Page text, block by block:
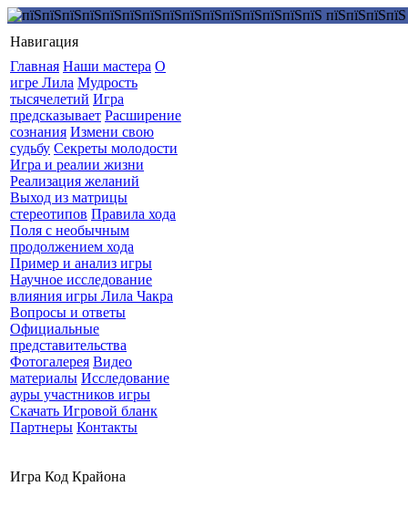
Навигация
Главная Наши мастера О
игре Лила Мудрость
тысячелетий Игра
предсказывает Расширение
сознания Измени свою
судьбу Секреты молодости
Игра и реалии жизни
Реализация желаний
Выход из матрицы
стереотипов Правила хода
Поля с необычным
продолжением хода
Пример и анализ игры
Научное исследование
влияния игры Лила Чакра
Вопросы и ответы
Официальные
представительства
Фотогалерея Видео
материалы Исследование
ауры участников игры
Скачать Игровой бланк
Партнеры Контакты
Игра Код Крайона